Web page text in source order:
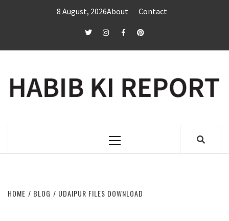
8 August, 2026About Contact
twitterInstagramFacebookPinterest
Primary
HOME BLOG UDAIPUR FILES DOWNLOAD